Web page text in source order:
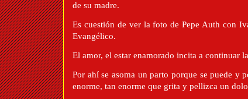
de su madre.
Es cuestión de ver la foto de Pepe Auth con
Evangélico.
El amor, el estar enamorado incita a continuar
Por ahí se asoma un parto porque se puede y
enorme, tan enorme que grita y pellizca un